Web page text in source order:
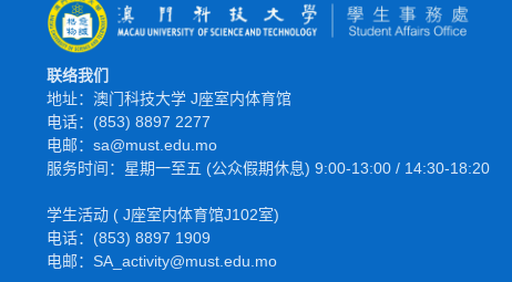
联络我们
地址：澳门科技大学 J座室内体育馆
电话：(853) 8897 2277
电邮：sa@must.edu.mo
服务时间：星期一至五 (公众假期休息) 9:00-13:00 / 14:30-18:20
学生活动 ( J座室内体育馆J102室)
电话：(853) 8897 1909
电邮：SA_activity@must.edu.mo